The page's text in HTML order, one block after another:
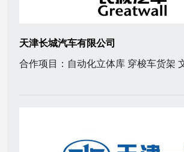
天津长城汽车有限公司
合作项目：自动化立体库 穿梭车货架